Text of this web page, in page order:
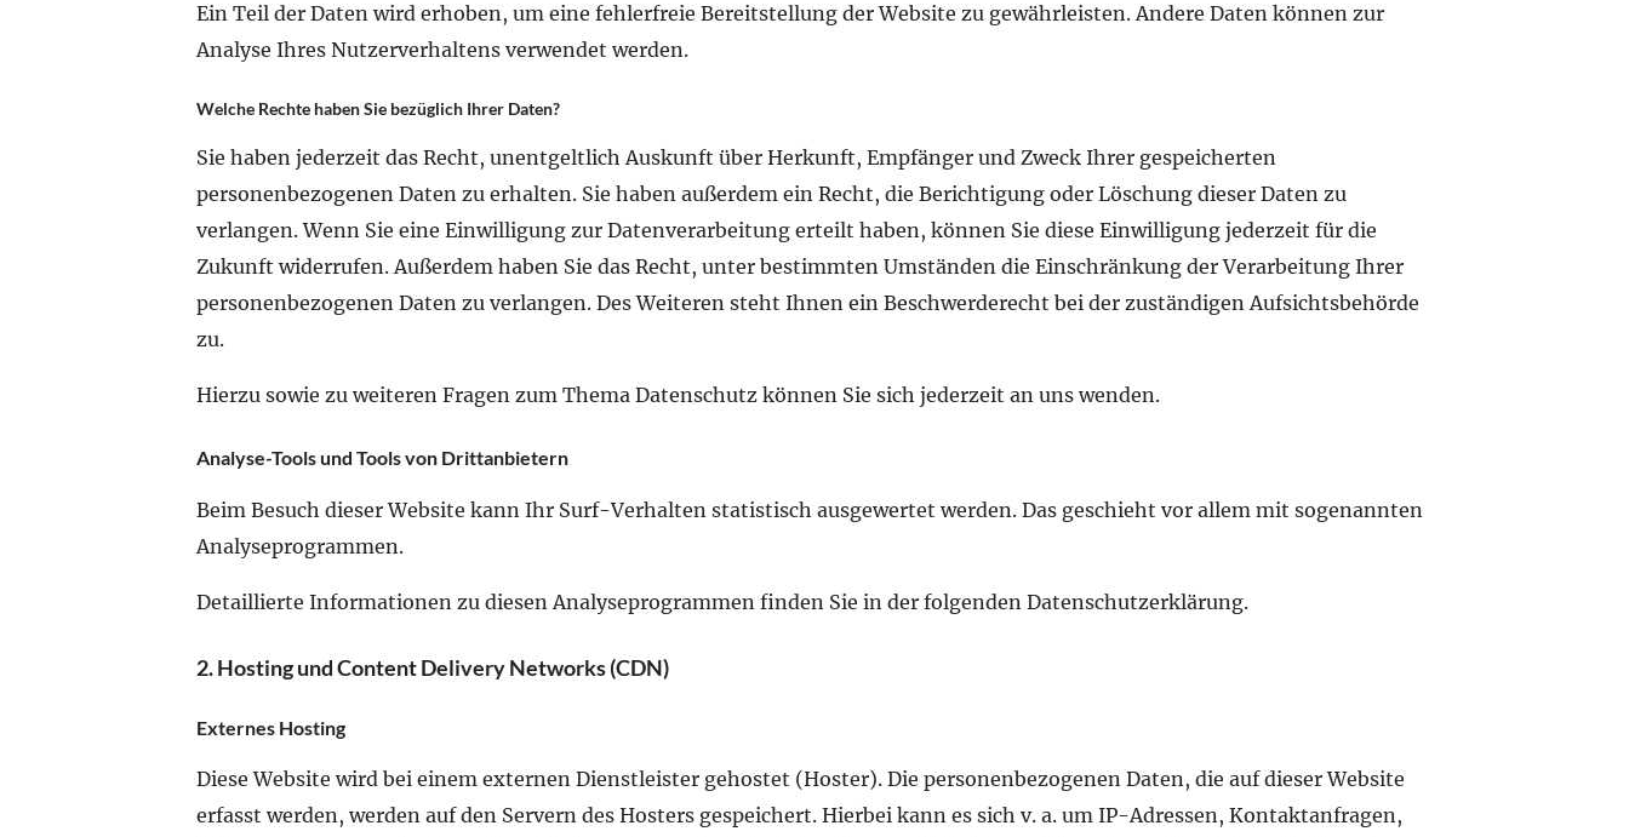
Ein Teil der Daten wird erhoben, um eine fehlerfreie Bereitstellung der Website zu gewährleisten. Andere Daten können zur
Analyse Ihres Nutzerverhaltens verwendet werden.
Welche Rechte haben Sie bezüglich Ihrer Daten?
Sie haben jederzeit das Recht, unentgeltlich Auskunft über Herkunft, Empfänger und Zweck Ihrer gespeicherten
personenbezogenen Daten zu erhalten. Sie haben außerdem ein Recht, die Berichtigung oder Löschung dieser Daten zu
verlangen. Wenn Sie eine Einwilligung zur Datenverarbeitung erteilt haben, können Sie diese Einwilligung jederzeit für die
Zukunft widerrufen. Außerdem haben Sie das Recht, unter bestimmten Umständen die Einschränkung der Verarbeitung Ihrer
personenbezogenen Daten zu verlangen. Des Weiteren steht Ihnen ein Beschwerderecht bei der zuständigen Aufsichtsbehörde
zu.
Hierzu sowie zu weiteren Fragen zum Thema Datenschutz können Sie sich jederzeit an uns wenden.
Analyse-Tools und Tools von Drittanbietern
Beim Besuch dieser Website kann Ihr Surf-Verhalten statistisch ausgewertet werden. Das geschieht vor allem mit sogenannten
Analyseprogrammen.
Detaillierte Informationen zu diesen Analyseprogrammen finden Sie in der folgenden Datenschutzerklärung.
2. Hosting und Content Delivery Networks (CDN)
Externes Hosting
Diese Website wird bei einem externen Dienstleister gehostet (Hoster). Die personenbezogenen Daten, die auf dieser Website
erfasst werden, werden auf den Servern des Hosters gespeichert. Hierbei kann es sich v. a. um IP-Adressen, Kontaktanfragen,